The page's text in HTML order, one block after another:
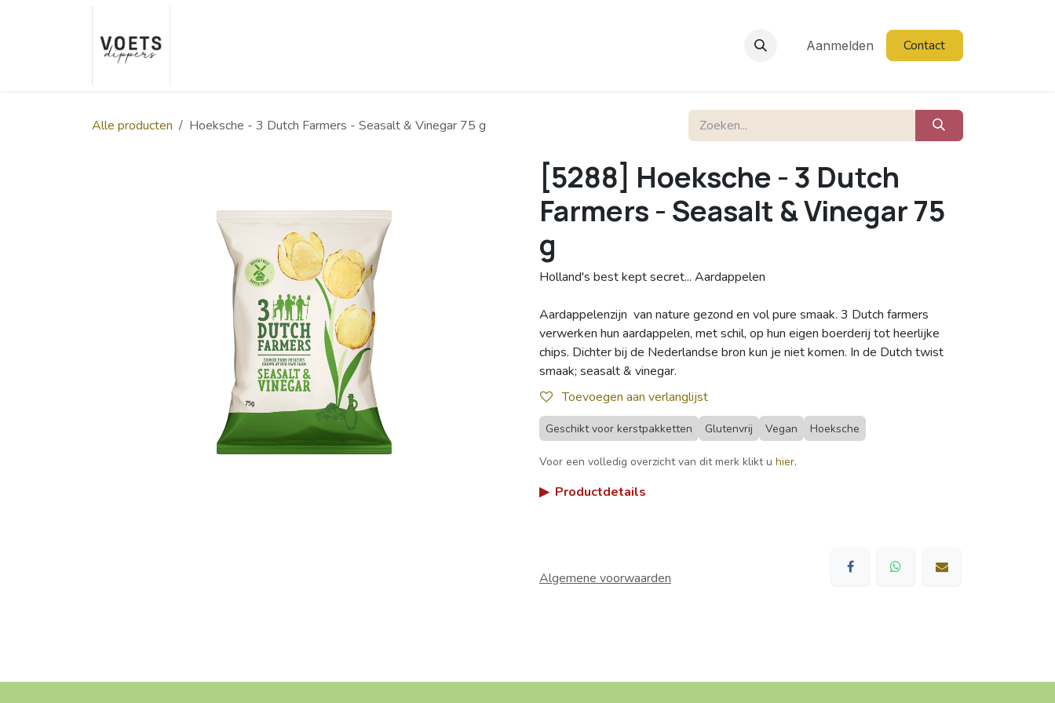
Overslaan naar inhoud
Aanmelden Contact
Alle producten Hoeksche - 3 Dutch Farmers - Seasalt & Vinegar 75 g
[5288] Hoeksche - 3 Dutch
Farmers - Seasalt & Vinegar 75
g
Holland's best kept secret... Aardappelen
Aardappelenzijn van nature gezond en vol pure smaak. 3 Dutch farmers
verwerken hun aardappelen, met schil, op hun eigen boerderij tot heerlijke
chips. Dichter bij de Nederlandse bron kun je niet komen. In de Dutch twist
smaak; seasalt & vinegar.
Toevoegen aan verlanglijst
Geschikt voor kerstpakketten Glutenvrij Vegan Hoeksche
Voor een volledig overzicht van dit merk klikt u hier.
▶ Productdetails
Algemene voorwaarden